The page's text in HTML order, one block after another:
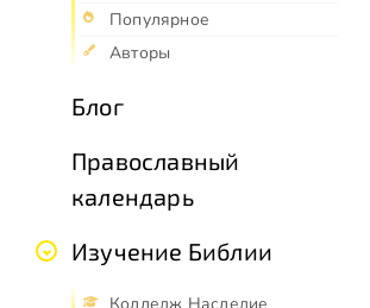
Популярное
Авторы
Блог
Православный
календарь
Изучение Библии